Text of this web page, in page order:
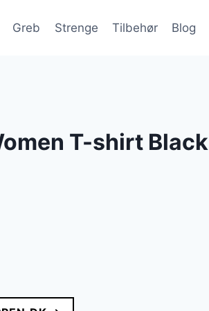
Greb Strenge Tilbehør Blog
T-shirt Black